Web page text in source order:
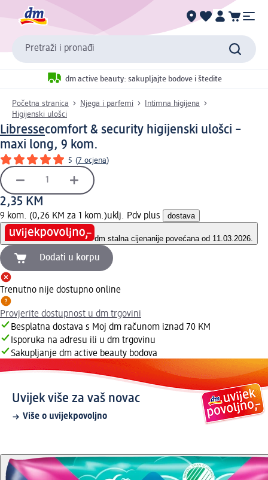
Pretraži i pronađi
dm active beauty: sakupljajte bodove i štedite
Početna stranica Njega i parfemi
Intimna higijena
Higijenski ulošci
Libressecomfort & security higijenski ulošci –
maxi long, 9 kom.
5 (7 ocjena)
2,35 KM
9 kom. (0,26 KM za 1 kom.)uklj. Pdv plus dostava
dm stalna cijenanije povećana od 11.03.2026.
Dodati u korpu
Trenutno nije dostupno online
Provjerite dostupnost u dm trgovini
Besplatna dostava s Moj dm računom iznad 70 KM
Isporuka na adresu ili u dm trgovinu
Sakupljanje dm active beauty bodova
Uvijek više za vaš novac
Više o uvijekpovoljno